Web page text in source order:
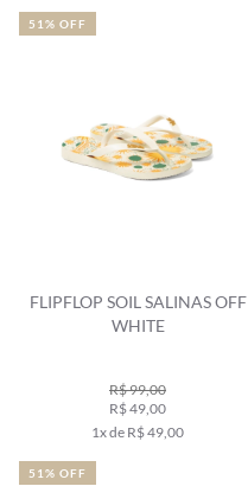
FLIPFLOP SOIL SALINAS OFF
WHITE
R$ 99,00
R$ 49,00
1x de R$ 49,00
51% OFF
51% OFF